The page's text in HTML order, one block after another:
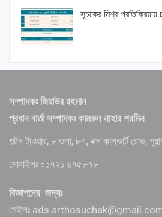
সূচকের মিশ্র প্রতিক্রিয়ায়
সম্পাদকঃ জিয়াউর রহমান
প্রধান বার্তা সম্পাদকঃ কামরুন নাহার শরমিন
পল্টন টাওয়ার, ৮ তলা, ৮৭, বক্স কালভার্ট রোড,
মোবাইলঃ ০১৭২১ ৬৭৫৮৭৮
বিজ্ঞাপনের জন্যঃ
মেইলঃ